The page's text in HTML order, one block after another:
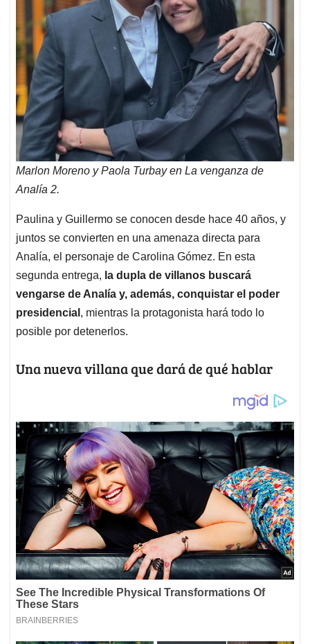
Marlon Moreno y Paola Turbay en La venganza de
Analía 2.
Paulina y Guillermo se conocen desde hace 40 años, y
juntos se convierten en una amenaza directa para
Analía, el personaje de Carolina Gómez. En esta
segunda entrega, la dupla de villanos buscará
vengarse de Analía y, además, conquistar el poder
presidencial , mientras la protagonista hará todo lo
posible por detenerlos.
Una nueva villana que dará de qué hablar